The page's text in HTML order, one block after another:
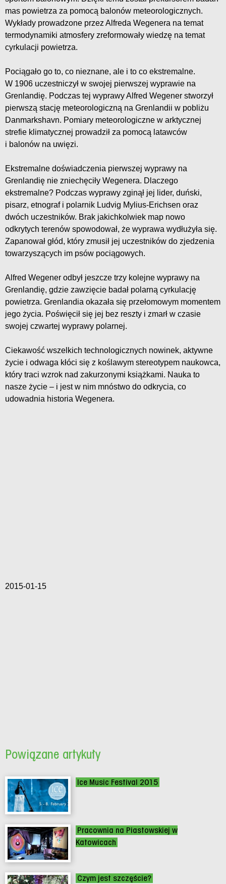
mas powietrza za pomocą balonów meteorologicznych.
Wykłady prowadzone przez Alfreda Wegenera na temat
termodynamiki atmosfery zreformowały wiedzę na temat
cyrkulacji powietrza.
Pociągało go to, co nieznane, ale i to co ekstremalne.
W 1906 uczestniczył w swojej pierwszej wyprawie na
Grenlandię. Podczas tej wyprawy Alfred Wegener stworzył
pierwszą stację meteorologiczną na Grenlandii w pobliżu
Danmarkshavn. Pomiary meteorologiczne w arktycznej
strefie klimatycznej prowadził za pomocą latawców
i balonów na uwięzi.
Ekstremalne doświadczenia pierwszej wyprawy na
Grenlandię nie zniechęciły Wegenera. Dlaczego
ekstremalne? Podczas wyprawy zginął jej lider, duński,
pisarz, etnograf i polarnik Ludvig Mylius-Erichsen oraz
dwóch uczestników. Brak jakichkolwiek map nowo
odkrytych terenów spowodował, że wyprawa wydłużyła się.
Zapanował głód, który zmusił jej uczestników do zjedzenia
towarzyszących im psów pociągowych.
Alfred Wegener odbył jeszcze trzy kolejne wyprawy na
Grenlandię, gdzie zawzięcie badał polarną cyrkulację
powietrza. Grenlandia okazała się przełomowym momentem
jego życia. Poświęcił się jej bez reszty i zmarł w czasie
swojej czwartej wyprawy polarnej.
Ciekawość wszelkich technologicznych nowinek, aktywne
życie i odwaga kłóci się z koślawym stereotypem naukowca,
który traci wzrok nad zakurzonymi książkami. Nauka to
nasze życie – i jest w nim mnóstwo do odkrycia, co
udowadnia historia Wegenera.
2015-01-15
Powiązane artykuły
Ice Music Festival 2015
Pracownia na Piastowskiej w
Katowicach
Czym jest szczęście?